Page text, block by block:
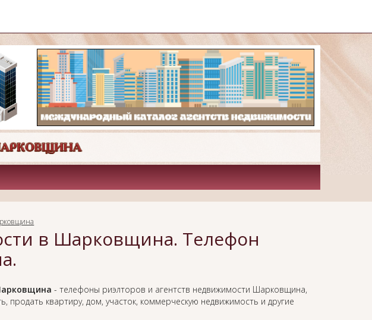
в Шарковщина. Телефон
- телефоны риэлторов и агентств недвижимости Шарковщина,
продать квартиру, дом, участок, коммерческую недвижимость и другие